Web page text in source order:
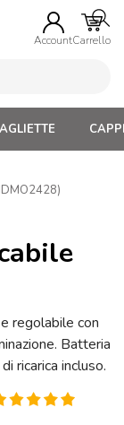
AccountCarrello
regolabile con
Batteria
ricarica incluso.